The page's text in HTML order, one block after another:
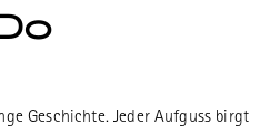
Geschichte. Jeder Aufguss birgt